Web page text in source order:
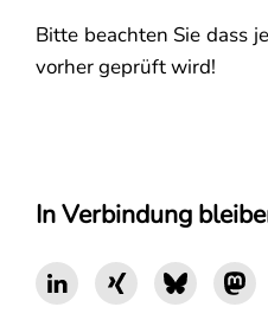
Bitte beachten Sie dass
vorher geprüft wird!
In Verbindung